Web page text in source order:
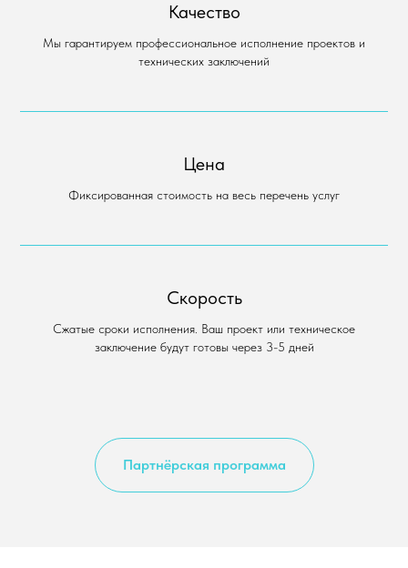
Качество
Мы гарантируем профессиональное исполнение проектов и
технических заключений
Цена
Фиксированная стоимость на весь перечень услуг
Скорость
Сжатые сроки исполнения. Ваш проект или техническое
заключение будут готовы через 3-5 дней
Партнёрская программа